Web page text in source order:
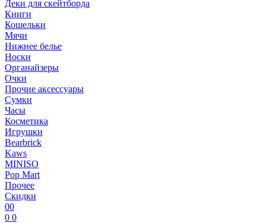
Деки для скейтборда
Книги
Кошельки
Мячи
Нижнее белье
Носки
Органайзеры
Очки
Прочие аксессуары
Сумки
Часы
Косметика
Игрушки
Bearbrick
Kaws
MINISO
Pop Mart
Прочее
Скидки
00
0 0